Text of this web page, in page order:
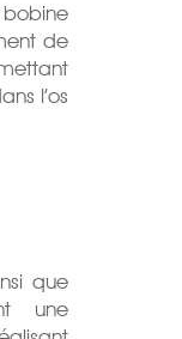
de
l’os
que
une